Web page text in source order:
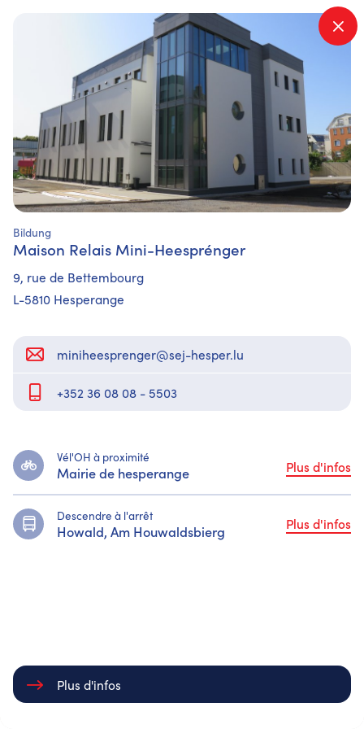
Que cherchez-vous ?
Bildung
Maison Relais Mini-Heesprénger
9, rue de Bettembourg
L-5810 Hesperange
miniheesprenger@sej-hesper.lu​
+352 36 08 08 - 5503
Vél'OH à proximité
Mairie de hesperange Plus d'infos
Descendre à l'arrêt
Howald, Am Houwaldsbierg Plus d'infos
Plus d'infos